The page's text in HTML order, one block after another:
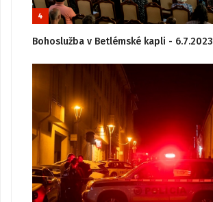
4
Bohoslužba v Betlémské kapli - 6.7.2023